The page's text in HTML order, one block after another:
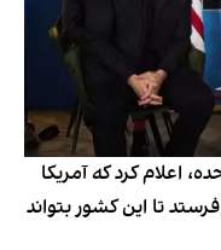
اعلام کرد که آمریکا
تا این کشور بتواند